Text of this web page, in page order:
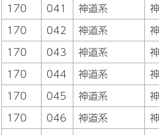
170
041 神道系
170
042 神道系
170
043 神道系
170
044 神道系
170
045 神道系
170
046 神道系